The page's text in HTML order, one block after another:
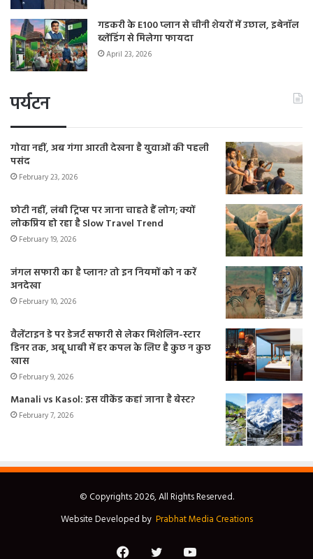
गडकरी के E100 प्लान से चीनी शेयरों में उछाल, इथेनॉल
ब्लेंडिंग से मिलेगा फायदा
April 23, 2026
पर्यटन
गोवा नहीं, अब गंगा आरती देखना है युवाओं की पहली
पसंद
February 23, 2026
छोटी नहीं, लंबी ट्रिप्स पर जाना चाहते हैं लोग; क्यों
लोकप्रिय हो रहा है Slow Travel Trend
February 19, 2026
जंगल सफारी का है प्लान? तो इन नियमों को न करें
अनदेखा
February 10, 2026
वैलेंटाइन डे पर डेजर्ट सफारी से लेकर मिशेलिन-स्टार
डिनर तक, अबू धाबी में हर कपल के लिए है कुछ न कुछ
खास
February 9, 2026
Manali vs Kasol: इस वीकेंड कहां जाना है बेस्ट?
February 7, 2026
© Copyrights 2026, All Rights Reserved.
Website Developed by Prabhat Media Creations
FacebookTwitterYouTube